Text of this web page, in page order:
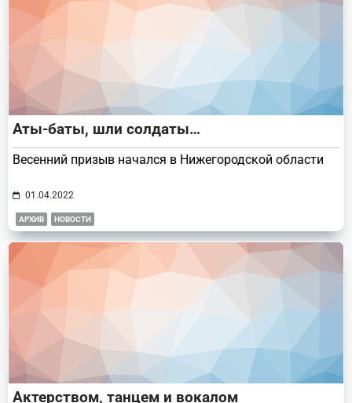
Аты-баты, шли солдаты…
Весенний призыв начался в Нижегородской области
01.04.2022
АРХИВ НОВОСТИ
Актерством, танцем и вокалом